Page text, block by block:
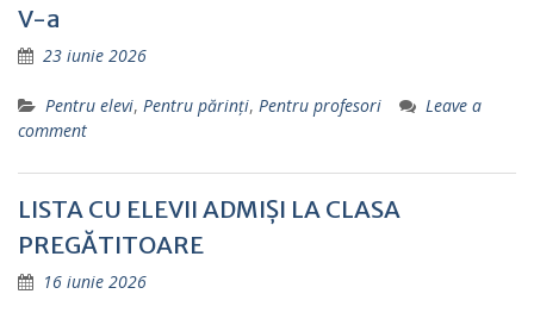
V-a
23 iunie 2026
Pentru elevi, Pentru părinţi, Pentru profesori
Leave a
comment
LISTA CU ELEVII ADMIȘI LA CLASA
PREGĂTITOARE
16 iunie 2026